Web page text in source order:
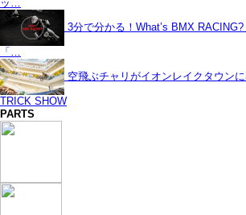
ッ…
3分で分かる！What’s BMX
「…
空飛ぶチャリがイオンレイクタウン
TRICK SHOW
PARTS